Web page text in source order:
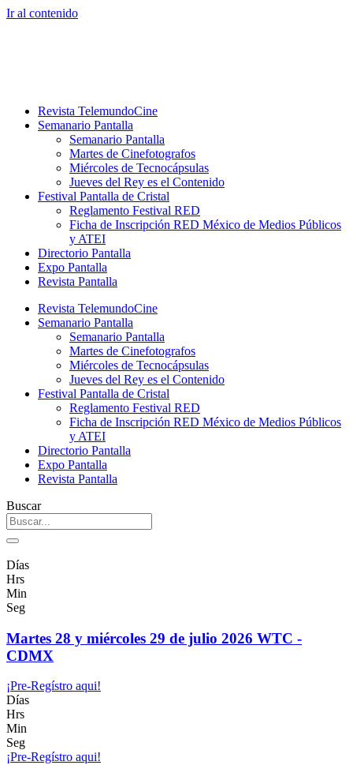
Ir al contenido
Revista TelemundoCine
Semanario Pantalla
Semanario Pantalla
Martes de Cinefotografos
Miércoles de Tecnocápsulas
Jueves del Rey es el Contenido
Festival Pantalla de Cristal
Reglamento Festival RED
Ficha de Inscripción RED México de Medios Públicos
y ATEI
Directorio Pantalla
Expo Pantalla
Revista Pantalla
Revista TelemundoCine
Semanario Pantalla
Semanario Pantalla
Martes de Cinefotografos
Miércoles de Tecnocápsulas
Jueves del Rey es el Contenido
Festival Pantalla de Cristal
Reglamento Festival RED
Ficha de Inscripción RED México de Medios Públicos
y ATEI
Directorio Pantalla
Expo Pantalla
Revista Pantalla
Buscar
Días
Hrs
Min
Seg
Martes 28 y miércoles 29 de julio 2026 WTC -
CDMX
¡Pre-Regístro aqui!
Días
Hrs
Min
Seg
¡Pre-Regístro aqui!